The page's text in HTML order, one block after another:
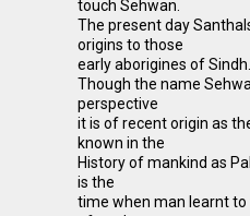
touch Sehwan.
The present day
origins to those
early aborigines of Sindh.
Though the name
perspective
it is of recent origin as
known in the
History of mankind as
is the
time when man learnt